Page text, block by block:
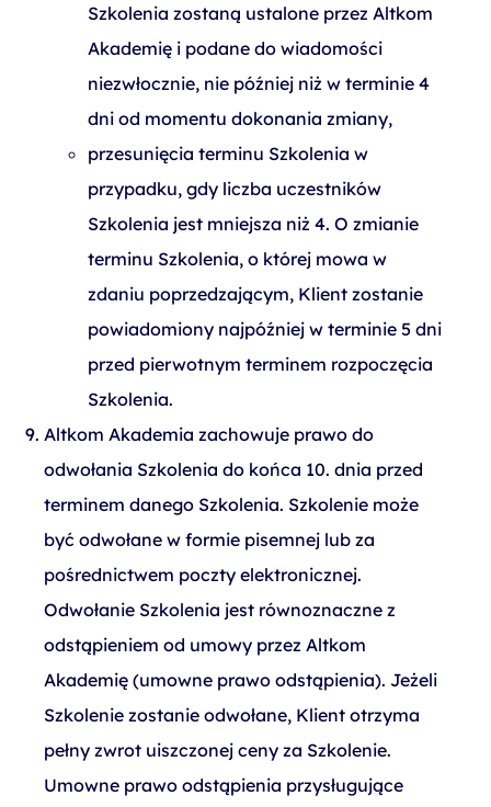
Szkolenia zostaną ustalone przez Altkom
Akademię i podane do wiadomości
niezwłocznie, nie później niż w terminie 4
dni od momentu dokonania zmiany,
przesunięcia terminu Szkolenia w
przypadku, gdy liczba uczestników
Szkolenia jest mniejsza niż 4. O zmianie
terminu Szkolenia, o której mowa w
zdaniu poprzedzającym, Klient zostanie
powiadomiony najpóźniej w terminie 5 dni
przed pierwotnym terminem rozpoczęcia
Szkolenia.
Altkom Akademia zachowuje prawo do
odwołania Szkolenia do końca 10. dnia przed
terminem danego Szkolenia. Szkolenie może
być odwołane w formie pisemnej lub za
pośrednictwem poczty elektronicznej.
Odwołanie Szkolenia jest równoznaczne z
odstąpieniem od umowy przez Altkom
Akademię (umowne prawo odstąpienia). Jeżeli
Szkolenie zostanie odwołane, Klient otrzyma
pełny zwrot uiszczonej ceny za Szkolenie.
Umowne prawo odstąpienia przysługujące